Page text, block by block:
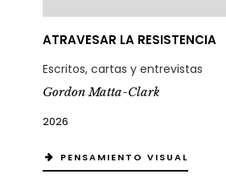
ATRAVESAR LA RESISTENCIA
Escritos, cartas y entrevistas
Gordon Matta-Clark
2026
PENSAMIENTO VISUAL